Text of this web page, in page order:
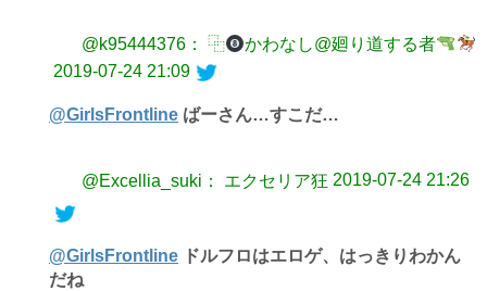
@k95444376： ⿻
かわなし@廻り道する者
2019-07-24 21:09
@GirlsFrontline ばーさん…すこだ…
@Excellia_suki： エクセリア狂 2019-07-24 21:26
@GirlsFrontline ドルフロはエロゲ、はっきりわかん
だね